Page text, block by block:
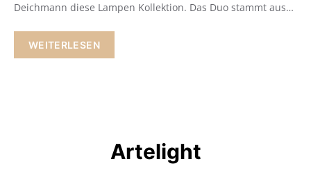
Deichmann diese Lampen Kollektion. Das Duo stammt aus…
WEITERLESEN
Artelight